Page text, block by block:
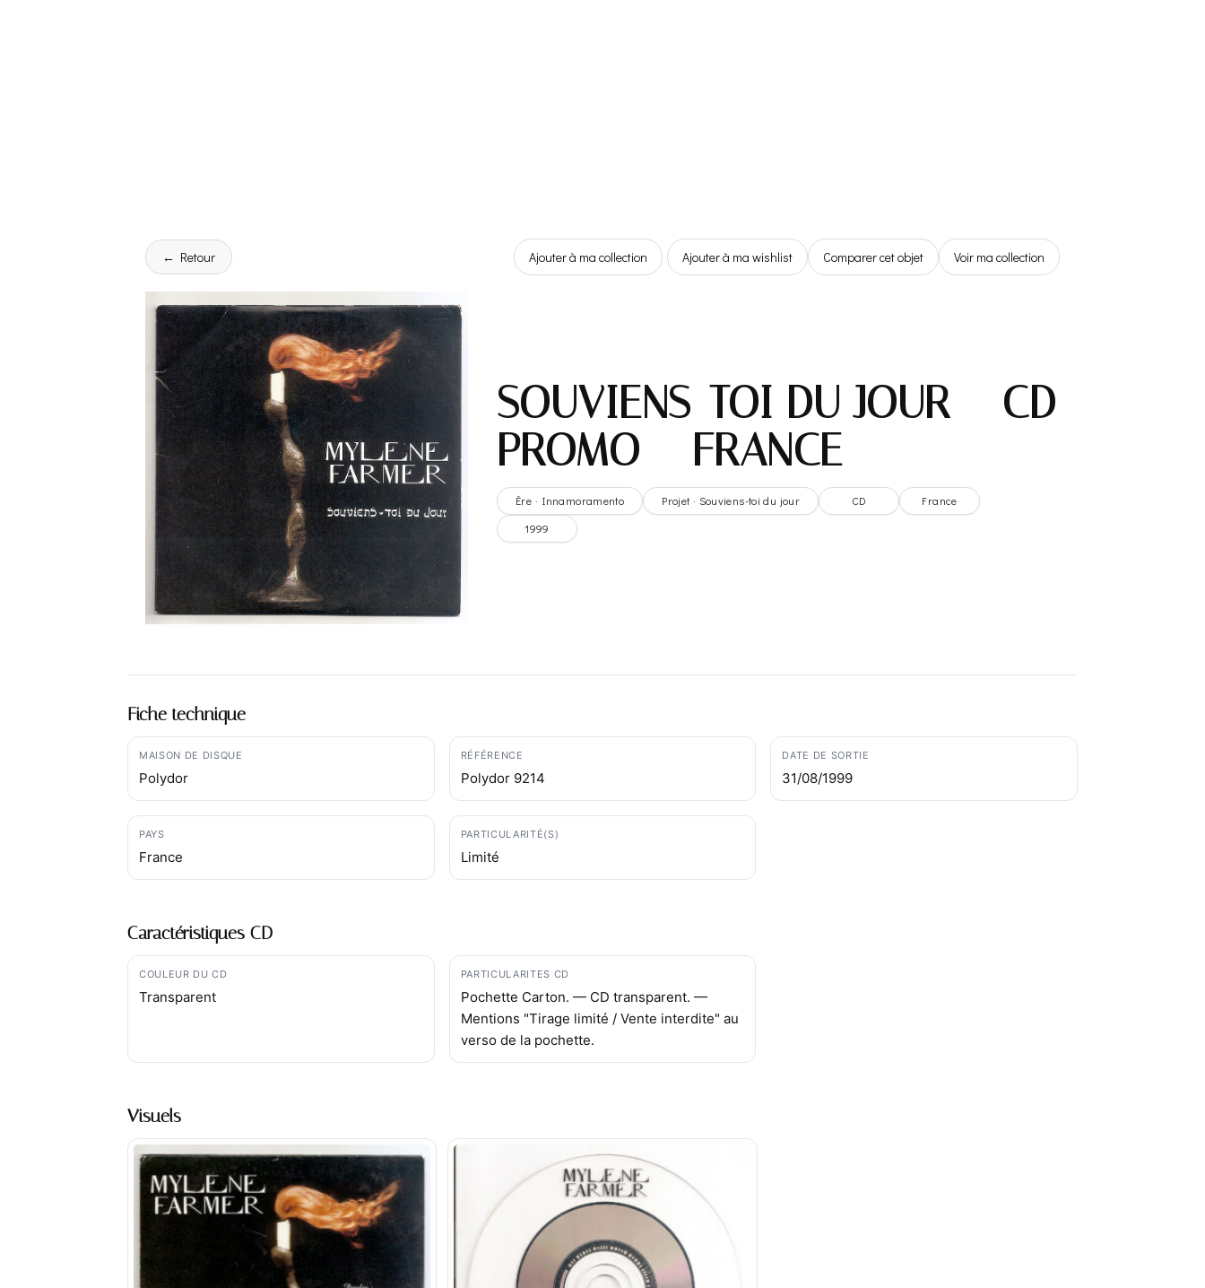
← Retour Ajouter à ma collection Ajouter à ma wishlist Comparer cet objet Voir ma collection
SOUVIENS-TOI DU JOUR – CD
PROMO – FRANCE
Ère · Innamoramento Projet · Souviens-toi du jour CD
France
1999
Fiche technique
MAISON DE DISQUE
Polydor
RÉFÉRENCE
Polydor 9214
DATE DE SORTIE
31/08/1999
PAYS
France
PARTICULARITÉ(S)
Limité
Caractéristiques CD
COULEUR DU CD
Transparent
PARTICULARITES CD
Pochette Carton. — CD transparent. —
Mentions "Tirage limité / Vente interdite" au
verso de la pochette.
Visuels